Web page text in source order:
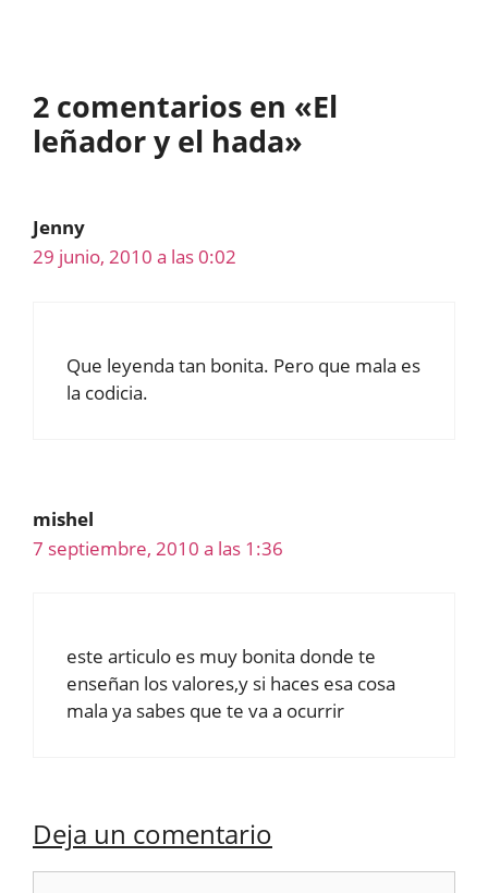
2 comentarios en «El
leñador y el hada»
Jenny
29 junio, 2010 a las 0:02
Que leyenda tan bonita. Pero que mala es
la codicia.
mishel
7 septiembre, 2010 a las 1:36
este articulo es muy bonita donde te
enseñan los valores,y si haces esa cosa
mala ya sabes que te va a ocurrir
Deja un comentario